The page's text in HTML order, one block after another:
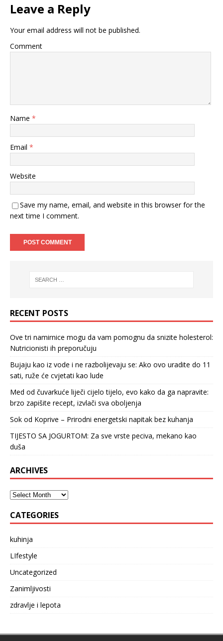
Leave a Reply
Your email address will not be published.
Comment
Name *
Email *
Website
Save my name, email, and website in this browser for the
next time I comment.
RECENT POSTS
Ove tri namirnice mogu da vam pomognu da snizite holesterol:
Nutricionisti ih preporučuju
Bujaju kao iz vode i ne razbolijevaju se: Ako ovo uradite do 11
sati, ruže će cvjetati kao lude
Med od čuvarkuće liječi cijelo tijelo, evo kako da ga napravite:
brzo zapišite recept, izvlači sva oboljenja
Sok od Koprive – Prirodni energetski napitak bez kuhanja
TIJESTO SA JOGURTOM: Za sve vrste peciva, mekano kao
duša
ARCHIVES
CATEGORIES
kuhinja
LIfestyle
Uncategorized
Zanimljivosti
zdravlje i lepota